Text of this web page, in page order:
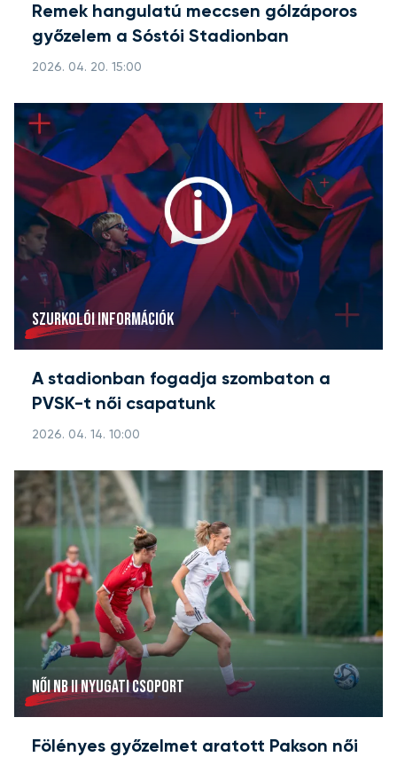
Remek hangulatú meccsen gólzáporos
győzelem a Sóstói Stadionban
2026. 04. 20. 15:00
SZURKOLÓI INFORMÁCIÓK
A stadionban fogadja szombaton a
PVSK-t női csapatunk
2026. 04. 14. 10:00
NŐI NB II NYUGATI CSOPORT
Fölényes győzelmet aratott Pakson női